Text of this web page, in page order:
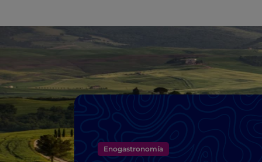
Enogastronomía